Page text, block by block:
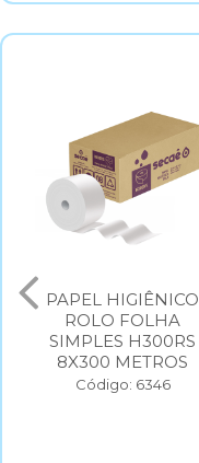
PAPEL HIGIÊNICO
ROLO FOLHA
SIMPLES H300RS
8X300 METROS
Código: 6346